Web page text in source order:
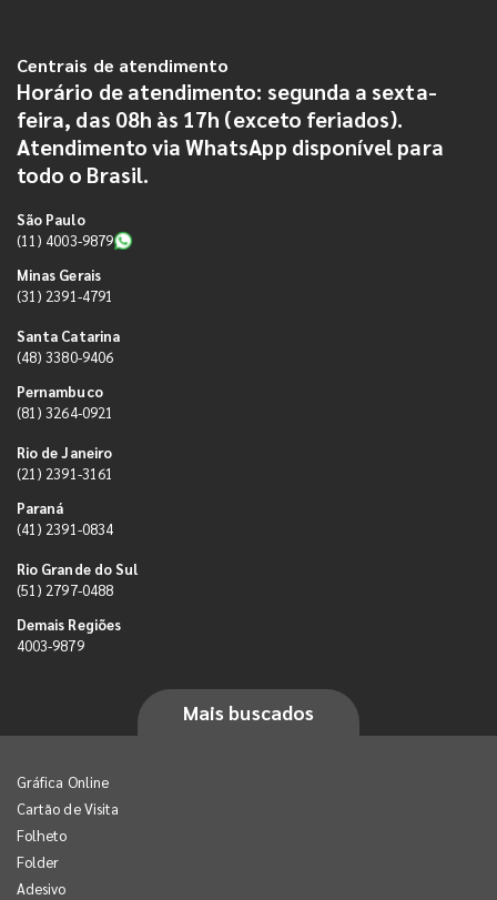
Centrais de atendimento
Horário de atendimento: segunda a sexta-
feira, das 08h às 17h (exceto feriados).
Atendimento via WhatsApp disponível para
todo o Brasil.
São Paulo
(11) 4003-9879
Minas Gerais
(31) 2391-4791
Santa Catarina
(48) 3380-9406
Pernambuco
(81) 3264-0921
Rio de Janeiro
(21) 2391-3161
Paraná
(41) 2391-0834
Rio Grande do Sul
(51) 2797-0488
Demais Regiões
4003-9879
Mais buscados
Gráfica Online
Cartão de Visita
Folheto
Folder
Adesivo